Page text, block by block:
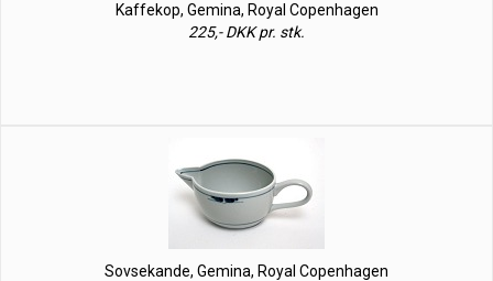
Kaffekop, Gemina, Royal Copenhagen
225,- DKK pr. stk.
Sovsekande, Gemina, Royal Copenhagen